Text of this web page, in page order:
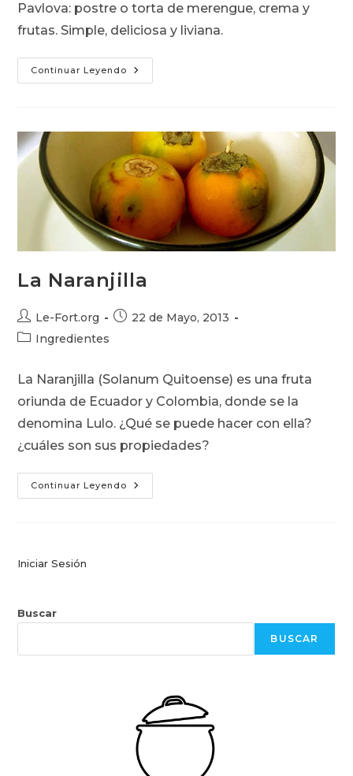
entrada:
Pavlova: postre o torta de merengue, crema y
frutas. Simple, deliciosa y liviana.
Continuar Leyendo Pavlova:
Ni
Allá
La Naranjilla
Autor
de
Le-Fort.org
Publicación
22 de Mayo, 2013
Categoría
entrada:
Ingredientes
La Naranjilla (Solanum Quitoense) es una fruta
oriunda de Ecuador y Colombia, donde se la
denomina Lulo. ¿Qué se puede hacer con ella?
¿cuáles son sus propiedades?
Continuar Leyendo La
Naranjilla
Iniciar Sesión
Buscar
BUSCAR